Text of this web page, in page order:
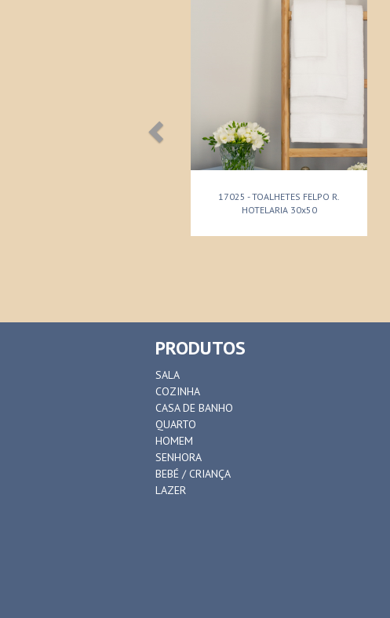
17025 - TOALHETES FELPO R.
HOTELARIA 30x50
PRODUTOS
SALA
COZINHA
CASA DE BANHO
QUARTO
HOMEM
SENHORA
BEBÉ / CRIANÇA
LAZER